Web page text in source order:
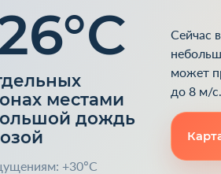
местами
дождь
+30°C
Сейчас
может
до 8 м/с.